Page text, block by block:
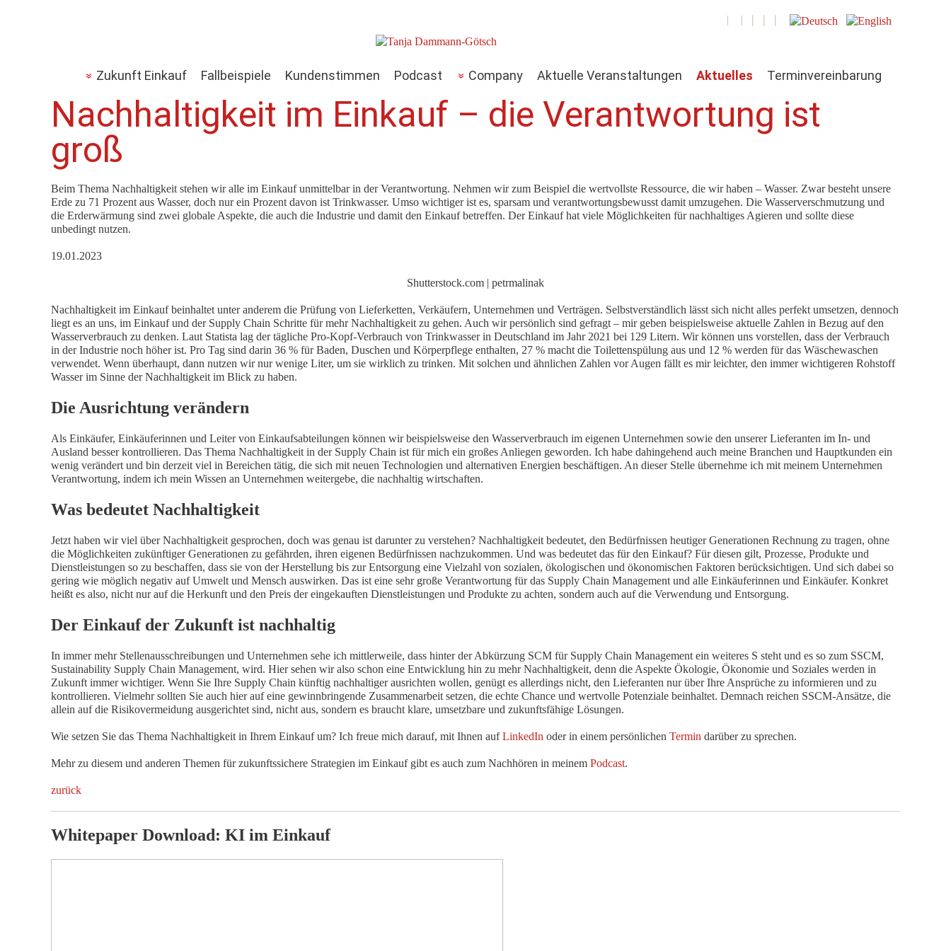
Zukunft Einkauf Fallbeispiele Kundenstimmen Podcast Company Aktuelle Veranstaltungen Aktuelles Terminvereinbarung
Nachhaltigkeit im Einkauf – die Verantwortung ist
groß
Beim Thema Nachhaltigkeit stehen wir alle im Einkauf unmittelbar in der Verantwortung. Nehmen wir zum Beispiel die wertvollste Ressource, die wir haben – Wasser. Zwar besteht unsere
Erde zu 71 Prozent aus Wasser, doch nur ein Prozent davon ist Trinkwasser. Umso wichtiger ist es, sparsam und verantwortungsbewusst damit umzugehen. Die Wasserverschmutzung und
die Erderwärmung sind zwei globale Aspekte, die auch die Industrie und damit den Einkauf betreffen. Der Einkauf hat viele Möglichkeiten für nachhaltiges Agieren und sollte diese
unbedingt nutzen.
19.01.2023
Shutterstock.com | petrmalinak
Nachhaltigkeit im Einkauf beinhaltet unter anderem die Prüfung von Lieferketten, Verkäufern, Unternehmen und Verträgen. Selbstverständlich lässt sich nicht alles perfekt umsetzen, dennoch
liegt es an uns, im Einkauf und der Supply Chain Schritte für mehr Nachhaltigkeit zu gehen. Auch wir persönlich sind gefragt – mir geben beispielsweise aktuelle Zahlen in Bezug auf den
Wasserverbrauch zu denken. Laut Statista lag der tägliche Pro-Kopf-Verbrauch von Trinkwasser in Deutschland im Jahr 2021 bei 129 Litern. Wir können uns vorstellen, dass der Verbrauch
in der Industrie noch höher ist. Pro Tag sind darin 36 % für Baden, Duschen und Körperpflege enthalten, 27 % macht die Toilettenspülung aus und 12 % werden für das Wäschewaschen
verwendet. Wenn überhaupt, dann nutzen wir nur wenige Liter, um sie wirklich zu trinken. Mit solchen und ähnlichen Zahlen vor Augen fällt es mir leichter, den immer wichtigeren Rohstoff
Wasser im Sinne der Nachhaltigkeit im Blick zu haben.
Die Ausrichtung verändern
Als Einkäufer, Einkäuferinnen und Leiter von Einkaufsabteilungen können wir beispielsweise den Wasserverbrauch im eigenen Unternehmen sowie den unserer Lieferanten im In- und
Ausland besser kontrollieren. Das Thema Nachhaltigkeit in der Supply Chain ist für mich ein großes Anliegen geworden. Ich habe dahingehend auch meine Branchen und Hauptkunden ein
wenig verändert und bin derzeit viel in Bereichen tätig, die sich mit neuen Technologien und alternativen Energien beschäftigen. An dieser Stelle übernehme ich mit meinem Unternehmen
Verantwortung, indem ich mein Wissen an Unternehmen weitergebe, die nachhaltig wirtschaften.
Was bedeutet Nachhaltigkeit
Jetzt haben wir viel über Nachhaltigkeit gesprochen, doch was genau ist darunter zu verstehen? Nachhaltigkeit bedeutet, den Bedürfnissen heutiger Generationen Rechnung zu tragen, ohne
die Möglichkeiten zukünftiger Generationen zu gefährden, ihren eigenen Bedürfnissen nachzukommen. Und was bedeutet das für den Einkauf? Für diesen gilt, Prozesse, Produkte und
Dienstleistungen so zu beschaffen, dass sie von der Herstellung bis zur Entsorgung eine Vielzahl von sozialen, ökologischen und ökonomischen Faktoren berücksichtigen. Und sich dabei so
gering wie möglich negativ auf Umwelt und Mensch auswirken. Das ist eine sehr große Verantwortung für das Supply Chain Management und alle Einkäuferinnen und Einkäufer. Konkret
heißt es also, nicht nur auf die Herkunft und den Preis der eingekauften Dienstleistungen und Produkte zu achten, sondern auch auf die Verwendung und Entsorgung.
Der Einkauf der Zukunft ist nachhaltig
In immer mehr Stellenausschreibungen und Unternehmen sehe ich mittlerweile, dass hinter der Abkürzung SCM für Supply Chain Management ein weiteres S steht und es so zum SSCM,
Sustainability Supply Chain Management, wird. Hier sehen wir also schon eine Entwicklung hin zu mehr Nachhaltigkeit, denn die Aspekte Ökologie, Ökonomie und Soziales werden in
Zukunft immer wichtiger. Wenn Sie Ihre Supply Chain künftig nachhaltiger ausrichten wollen, genügt es allerdings nicht, den Lieferanten nur über Ihre Ansprüche zu informieren und zu
kontrollieren. Vielmehr sollten Sie auch hier auf eine gewinnbringende Zusammenarbeit setzen, die echte Chance und wertvolle Potenziale beinhaltet. Demnach reichen SSCM-Ansätze, die
allein auf die Risikovermeidung ausgerichtet sind, nicht aus, sondern es braucht klare, umsetzbare und zukunftsfähige Lösungen.
Wie setzen Sie das Thema Nachhaltigkeit in Ihrem Einkauf um? Ich freue mich darauf, mit Ihnen aufLinkedIn oder in einem persönlichen Termin darüber zu sprechen.
Mehr zu diesem und anderen Themen für zukunftssichere Strategien im Einkauf gibt es auch zum Nachhören in meinem Podcast.
zurück
Whitepaper Download: KI im Einkauf